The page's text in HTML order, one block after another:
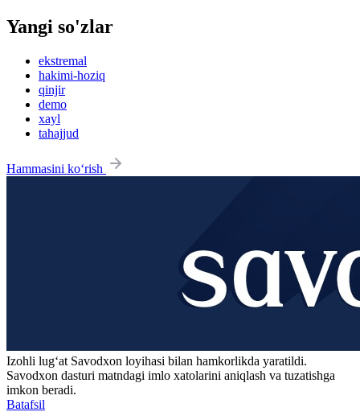
Yangi so'zlar
ekstremal
hakimi-hoziq
qinjir
demo
xayl
tahajjud
Hammasini ko‘rish
Izohli lugʻat Savodxon loyihasi bilan hamkorlikda yaratildi.
Savodxon dasturi matndagi imlo xatolarini aniqlash va tuzatishga
imkon beradi.
Batafsil